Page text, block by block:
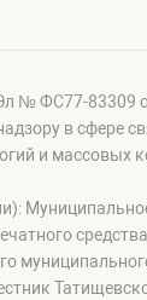
№ ФС77-83309
в сфере
и массовых